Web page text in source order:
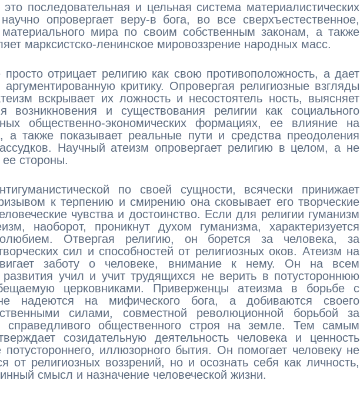
последовательная и цельная система материалистических
опровергает веру-в бога, во все сверхъестественное,
материального мира по своим собственным законам, а также
марксистско-ленинское мировоззрение народных масс.
отрицает религию как свою противоположность, а дает
критику. Опровергая религиозные взгляды
вскрывает их ложность и несостоятель ность, выясняет
возникновения и существования религии как социального
общественно-экономических формациях, ее влияние на
а также показывает реальные пути и средства преодоления
Научный атеизм опровергает религию в целом, а не
ее стороны.
по своей сущности, всячески принижает
к терпению и смирению она сковывает его творческие
чувства и достоинство. Если для религии гуманизм
наоборот, проникнут духом гуманизма, характеризуется
Отвергая религию, он борется за человека, за
сил и способностей от религиозных оков. Атеизм на
заботу о человеке, внимание к нему. Он на всем
развития учил и учит трудящихся не верить в потустороннюю
церковниками. Приверженцы атеизма в борьбе с
не надеются на мифического бога, а добиваются своего
силами, совместной революционной борьбой за
справедливого общественного строя на земле. Тем самым
созидательную деятельность человека и ценность
иллюзорного бытия. Он помогает человеку не
от религиозных воззрений, но и осознать себя как личность,
смысл и назначение человеческой жизни.